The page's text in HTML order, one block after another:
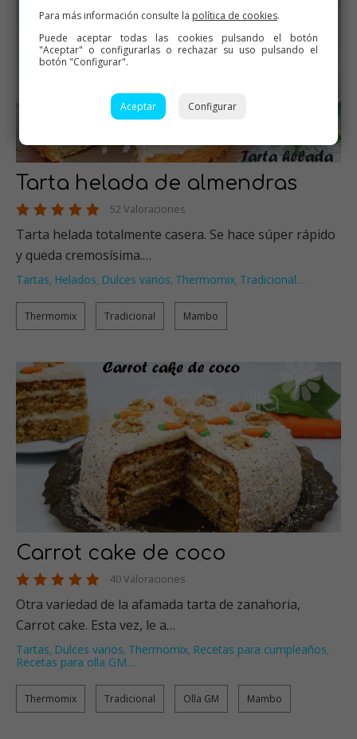
Tarta helada de almendras
52 Valoraciones
Tarta helada totalmente casera. Se hace súper rápido
y queda cremosísima.…
Tartas, Helados, Dulces varios, Thermomix, Tradicional…
Thermomix Tradicional Mambo
Carrot cake de coco
40 Valoraciones
Otra variedad de la afamada tarta de zanahoria,
Carrot cake. Esta vez, le a…
Tartas, Dulces varios, Thermomix, Recetas para cumpleaños,
Recetas para olla GM…
Thermomix Tradicional Olla GM Mambo
Para más información consulte la política de cookies.
Puede aceptar todas las cookies pulsando el botón
"Aceptar" o configurarlas o rechazar su uso pulsando el
botón "Configurar".
Aceptar Configurar